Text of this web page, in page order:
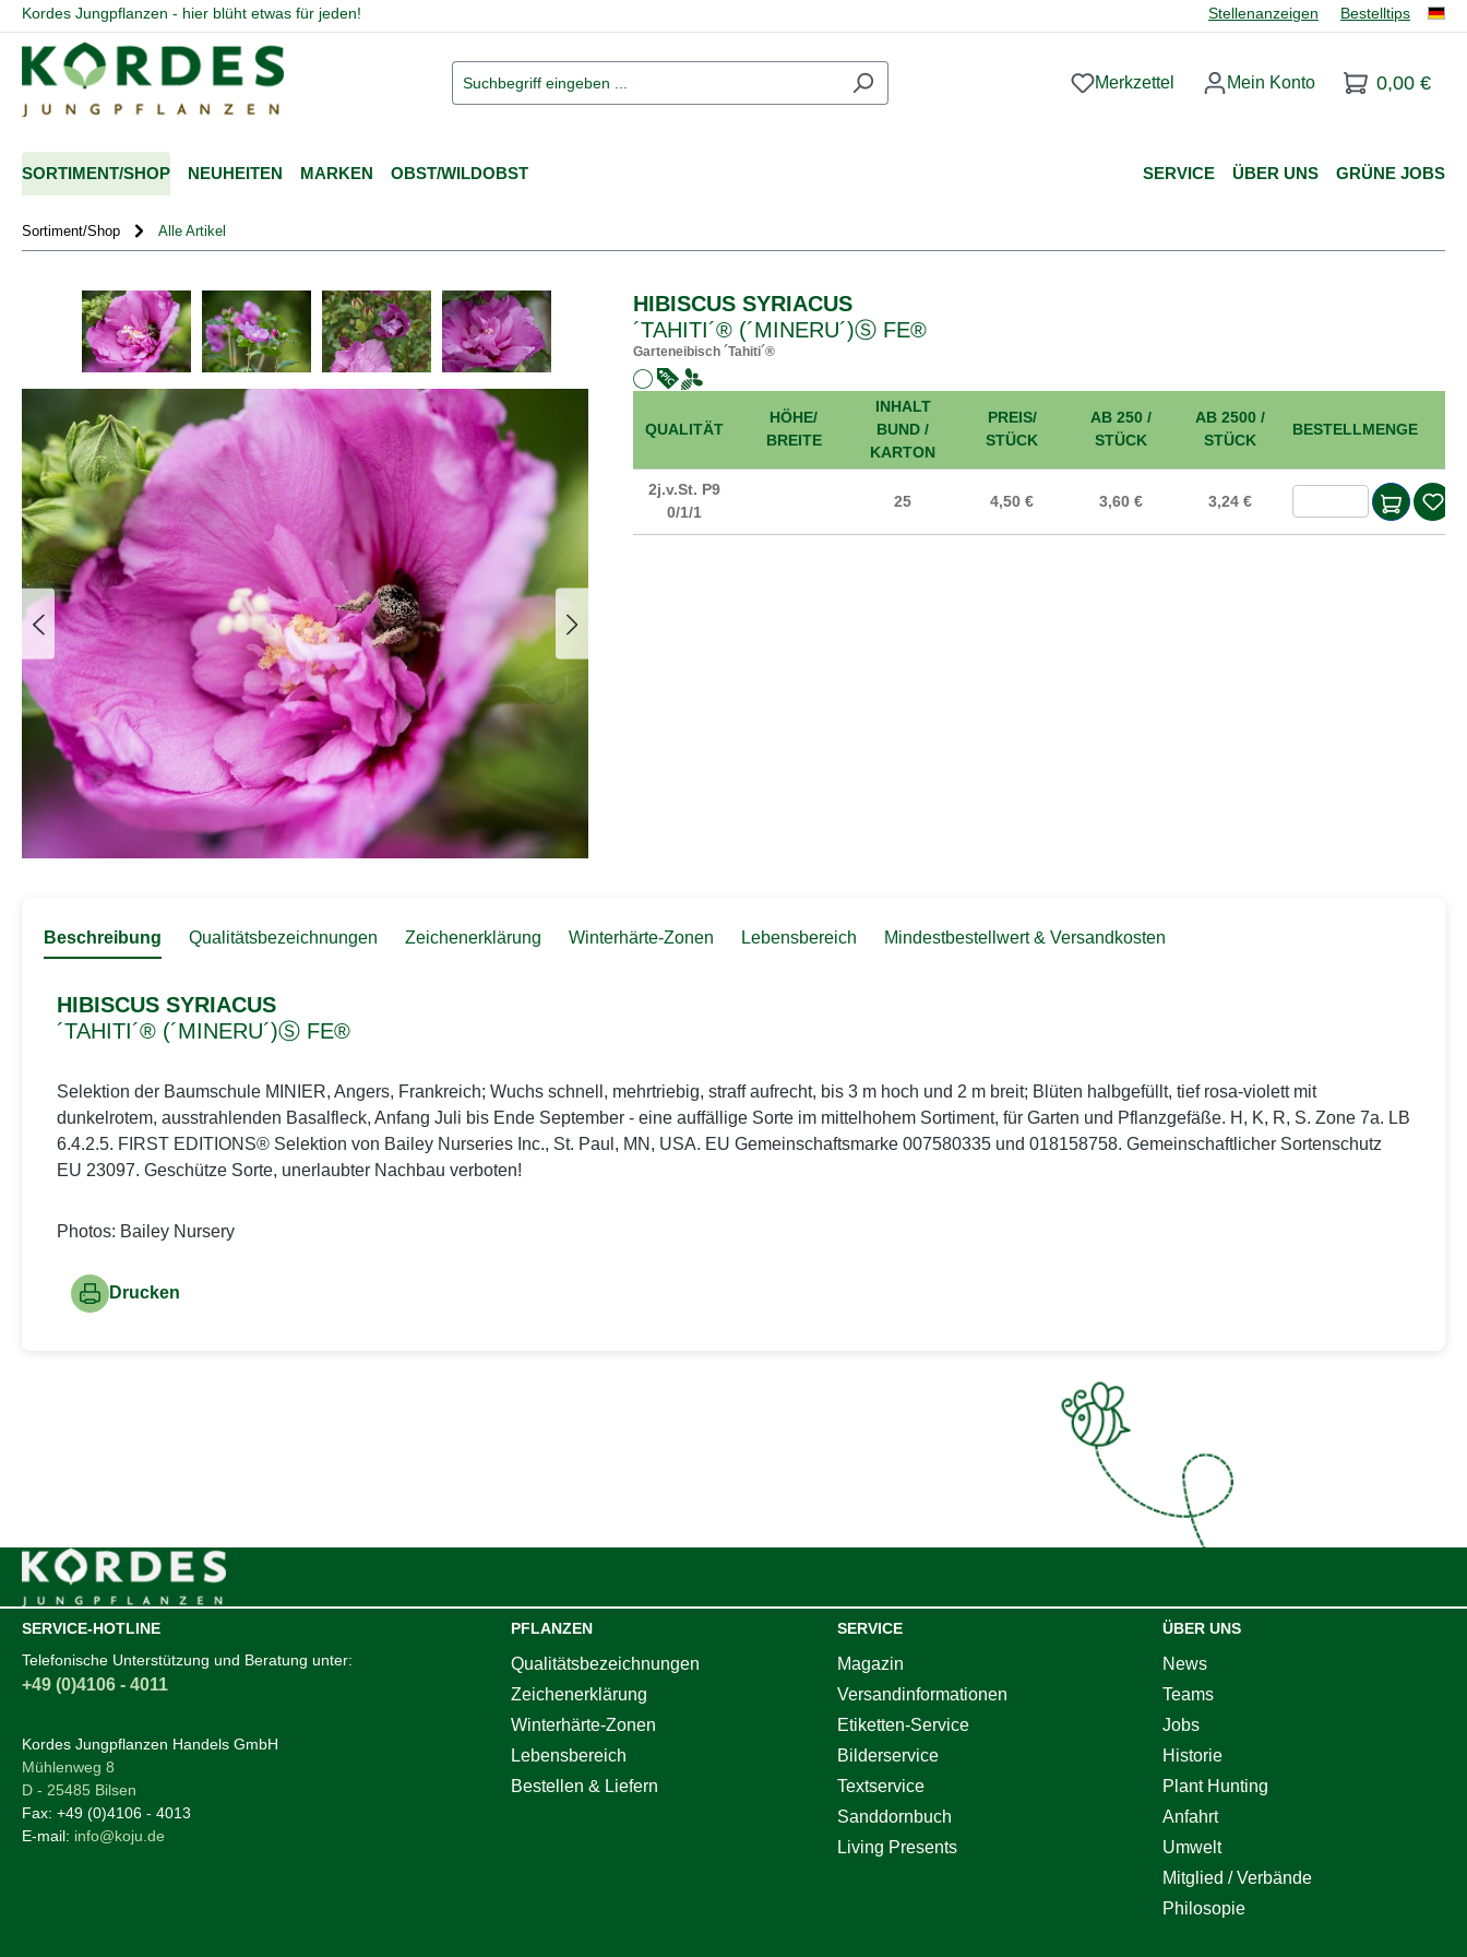
Zur Hauptnavigation springen
Kordes Jungpflanzen - hier blüht etwas für jeden! Stellenanzeigen Bestelltips
Du hast 0 Produkte auf dem Merkzettel
Merkzettel Mein Konto 0,00 €
SORTIMENT/SHOP NEUHEITEN MARKEN OBST/WILDOBST SERVICE ÜBER UNS GRÜNE JOBS
Sortiment/Shop Alle Artikel
Bildergalerie überspringen
HIBISCUS SYRIACUS
´TAHITI´® (´MINERU´)Ⓢ FE®
Garteneibisch ´Tahiti´®
QUALITÄT
HÖHE/
BREITE
INHALT
BUND /
KARTON
PREIS/
STÜCK
AB 250 /
STÜCK
AB 2500 /
STÜCK
BESTELLMENGE
2j.v.St. P9
0/1/1
25 4,50 € 3,60 € 3,24 € Produkt
Beschreibung Qualitätsbezeichnungen Zeichenerklärung Winterhärte-Zonen Lebensbereich Mindestbestellwert & Versandkosten
HIBISCUS SYRIACUS
´TAHITI´® (´MINERU´)Ⓢ FE®
Selektion der Baumschule MINIER, Angers, Frankreich; Wuchs schnell, mehrtriebig, straff aufrecht, bis 3 m hoch und 2 m breit; Blüten halbgefüllt, tief rosa-violett mit
dunkelrotem, ausstrahlenden Basalfleck, Anfang Juli bis Ende September - eine auffällige Sorte im mittelhohem Sortiment, für Garten und Pflanzgefäße. H, K, R, S. Zone 7a. LB
6.4.2.5. FIRST EDITIONS® Selektion von Bailey Nurseries Inc., St. Paul, MN, USA. EU Gemeinschaftsmarke 007580335 und 018158758. Gemeinschaftlicher Sortenschutz
EU 23097. Geschütze Sorte, unerlaubter Nachbau verboten!
Photos: Bailey Nursery
Drucken
SERVICE-HOTLINE
Telefonische Unterstützung und Beratung unter:
+49 (0)4106 - 4011
Kordes Jungpflanzen Handels GmbH
Mühlenweg 8
D - 25485 Bilsen
Fax: +49 (0)4106 - 4013
E-mail: info@koju.de
PFLANZEN
Qualitätsbezeichnungen
Zeichenerklärung
Winterhärte-Zonen
Lebensbereich
Bestellen & Liefern
SERVICE
Magazin
Versandinformationen
Etiketten-Service
Bilderservice
Textservice
Sanddornbuch
Living Presents
ÜBER UNS
News
Teams
Jobs
Historie
Plant Hunting
Anfahrt
Umwelt
Mitglied / Verbände
Philosopie